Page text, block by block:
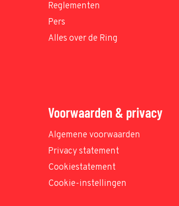
Reglementen
Pers
Alles over de Ring
Voorwaarden & privacy
Algemene voorwaarden
Privacy statement
Cookiestatement
Cookie-instellingen